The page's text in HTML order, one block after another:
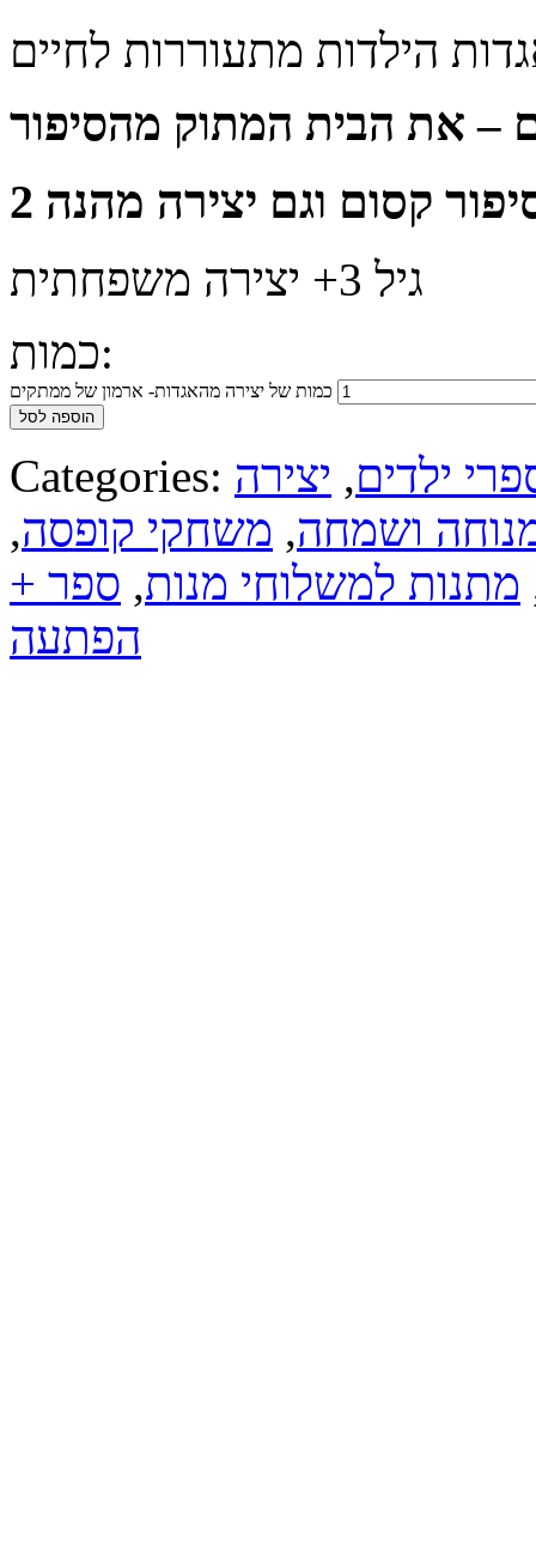
גיל 3+ יצירה משפחתית
כמות:
כמות של יצירה מהאגדות- ארמון של ממתקים
הוספה לסל
Categories: ילדים, יצירה
ושמחה, משחקי קופסה,
מתנות למשלוחי מנות, ספר +
הפתעה